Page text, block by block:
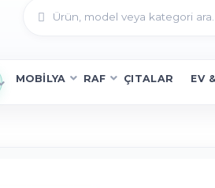
MOBİLYA RAF ÇITALAR EV